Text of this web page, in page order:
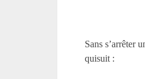
Sans s’arrêter
quisuit :